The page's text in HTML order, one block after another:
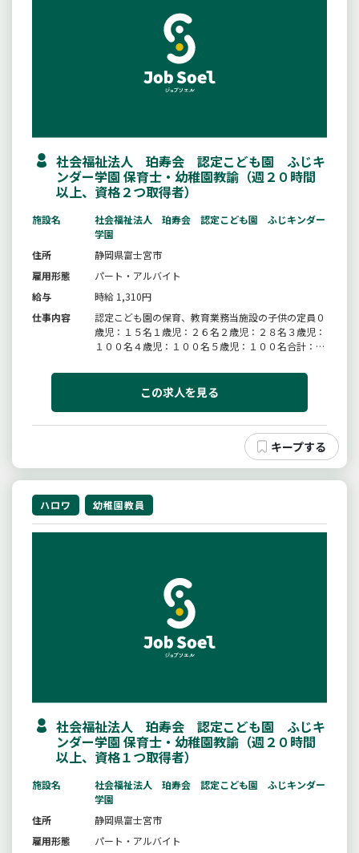
社会福祉法人 珀寿会 認定こども園 ふじキ
ンダー学園 保育士・幼稚園教諭（週２０時間
以上、資格２つ取得者）
施設名
社会福祉法人 珀寿会 認定こども園 ふじキンダー
学園
住所
静岡県富士宮市
雇用形態
パート・アルバイト
給与
時給 1,310円
仕事内容
認定こども園の保育、教育業務当施設の子供の定員０
歳児：１５名１歳児：２６名２歳児：２８名３歳児：
１００名４歳児：１００名５歳児：１００名合計：３
の変更範囲：変更無し）
この求人を見る
ハロワ 幼稚園教員
社会福祉法人 珀寿会 認定こども園 ふじキ
ンダー学園 保育士・幼稚園教諭（週２０時間
以上、資格１つ取得者）
施設名
社会福祉法人 珀寿会 認定こども園 ふじキンダー
学園
住所
静岡県富士宮市
雇用形態
パート・アルバイト